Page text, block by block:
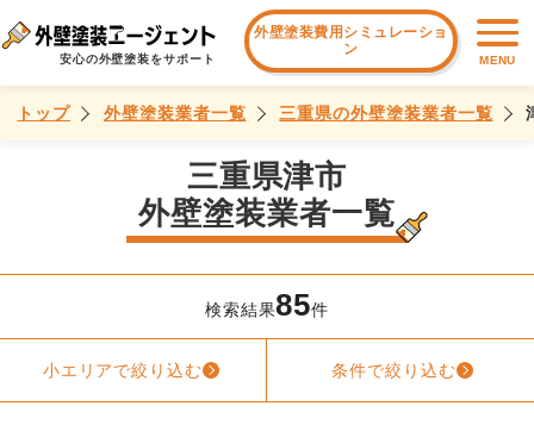
安心の外壁塗装をサポート
外壁塗装費用シミュレーショ
ン
MENU
トップ 外壁塗装業者一覧 三重県の外壁塗装業者一覧
三重県津市
外壁塗装業者一覧
検索結果85件
小エリアで絞り込む 条件で絞り込む